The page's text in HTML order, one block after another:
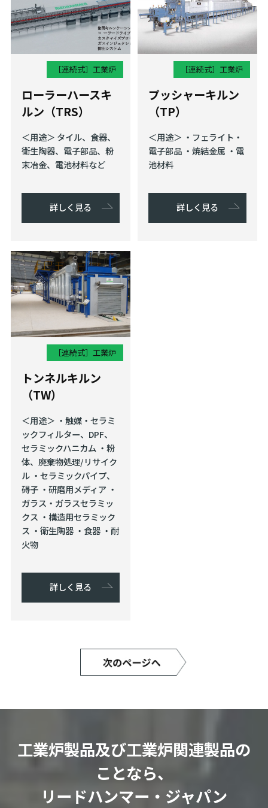
［連続式］ 工業炉
ローラーハースキ
ルン（TRS）
＜用途＞ タイル、食器、
衛生陶器、電子部品、粉
末冶金、電池材料など
詳しく見る
［連続式］ 工業炉
プッシャーキルン
（TP）
＜用途＞ ・フェライト・
電⼦部品 ・焼結⾦属 ・電
池材料
詳しく見る
［連続式］ 工業炉
トンネルキルン
（TW）
＜用途＞ ・触媒・セラミ
ックフィルター、DPF、
セラミックハニカム ・粉
体、廃棄物処理/リサイク
ル ・セラミックパイプ、
碍⼦ ・研磨⽤メディア ・
ガラス・ガラスセラミッ
クス ・構造⽤セラミック
ス ・衛生陶器 ・食器 ・耐
火物
詳しく見る
工業炉製品及び工業炉関連製品の
ことなら、
リードハンマー・ジャパン